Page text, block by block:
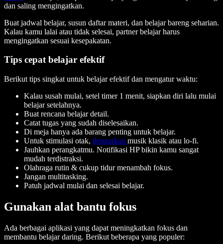
dan saling mengingatkan.
Buat jadwal belajar, susun daftar materi, dan belajar bareng seharian.
Kalau kamu lalai atau tidak selesai, partner belajar harus
mengingatkan sesuai kesepakatan.
Tips cepat belajar efektif
Berikut tips singkat untuk belajar efektif dan mengatur waktu:
Kalau susah mulai, setel timer 1 menit, siapkan diri lalu mulai
belajar setelahnya.
Buat rencana belajar detail.
Catat tugas yang sudah diselesaikan.
Di meja hanya ada barang penting untuk belajar.
Untuk stimulasi otak, dengarkan musik klasik atau lo-fi.
Jauhkan perangkatmu. Notifikasi HP bikin kamu sangat
mudah terdistraksi.
Olahraga rutin & cukup tidur menambah fokus.
Jangan multitasking.
Patuh jadwal mulai dan selesai belajar.
Gunakan alat bantu fokus
Ada berbagai aplikasi yang dapat meningkatkan fokus dan
membantu belajar daring. Berikut beberapa yang populer: